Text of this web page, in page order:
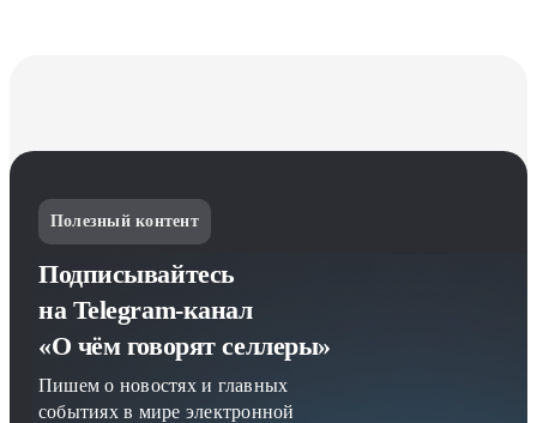
Полезный контент
Подписывайтесь
на Telegram-канал
«О чём говорят селлеры»
Пишем о новостях и главных
событиях в мире электронной